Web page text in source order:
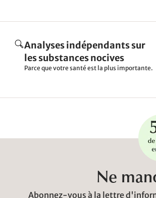
Analyses indépendants sur
les substances nocives
Parce que votre santé est la plus importante.
Ne
Abonnez-vous à la lettre